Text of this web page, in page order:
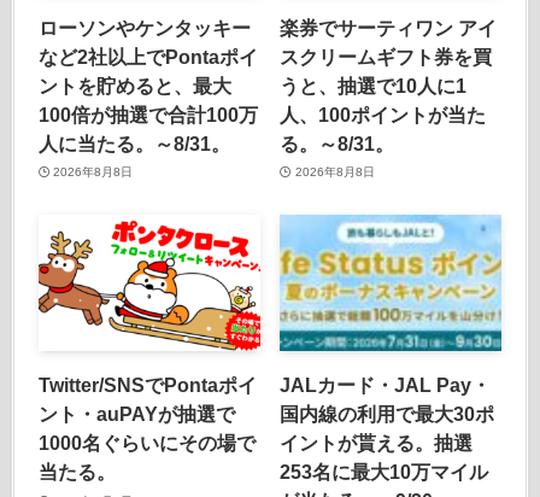
ローソンやケンタッキー
など2社以上でPontaポイ
ントを貯めると、最大
100倍が抽選で合計100万
人に当たる。～8/31。
2026年8月8日
楽券でサーティワン アイ
スクリームギフト券を買
うと、抽選で10人に1
人、100ポイントが当た
る。～8/31。
2026年8月8日
Twitter/SNSでPontaポイ
ント・auPAYが抽選で
1000名ぐらいにその場で
当たる。
JALカード・JAL Pay・
国内線の利用で最大30ポ
イントが貰える。抽選
253名に最大10万マイル